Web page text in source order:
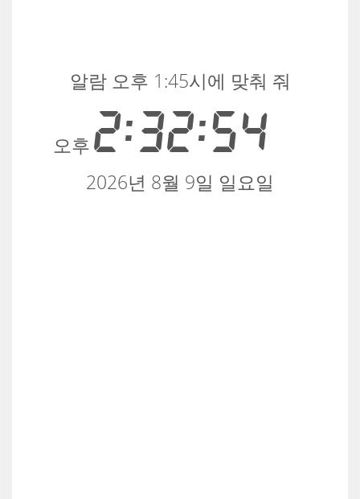
오후 2:32:54
알람 오후 1:45시에 맞춰 줘
2026년 8월 9일 일요일